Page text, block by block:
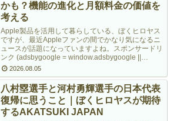
かも？機能の進化と月額料金の価値を
考える
Apple製品を活用して暮らしている、ぼくヒロヤス
ですが、最近Appleファンの間でかなり気になるニ
ュースが話題になっていますよね。スポンサードリ
ンク (adsbygoogle = window.adsbygoogle ||
[]).pus…
2026.08.05
八村塁選手と河村勇輝選手の日本代表
復帰に思うこと｜ぼくヒロヤスが期待
するAKATSUKI JAPAN